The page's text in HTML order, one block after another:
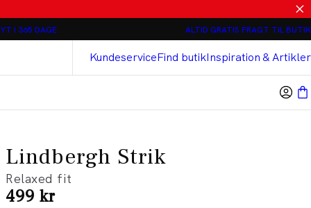
I 365 DAGE ALTID GRATIS FRAGT TIL BUTIK
KundeserviceFind butikInspiration & Artikler
Relaxed loose fit Chinos - 2 stk 800 kr
Cashmere Touch Bukser
Lindbergh Strik
Relaxed fit
I alt (inkl. rabat)
499 kr